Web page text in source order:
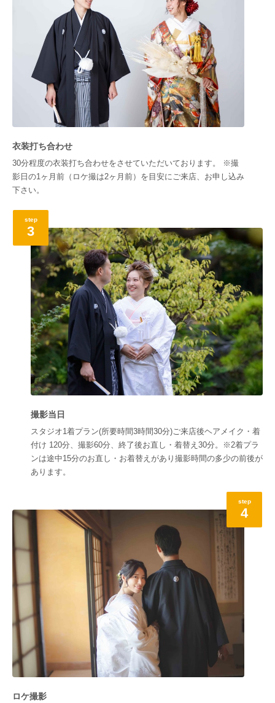
衣装打ち合わせ
30分程度の衣装打ち合わせをさせていただいております。 ※撮
影日の1ヶ月前（ロケ撮は2ヶ月前）を目安にご来店、お申し込み
下さい。
step
3
撮影当日
スタジオ1着プラン(所要時間3時間30分)ご来店後ヘアメイク・着
付け 120分、撮影60分、終了後お直し・着替え30分。※2着プラ
ンは途中15分のお直し・お着替えがあり撮影時間の多少の前後が
あります。
step
4
ロケ撮影